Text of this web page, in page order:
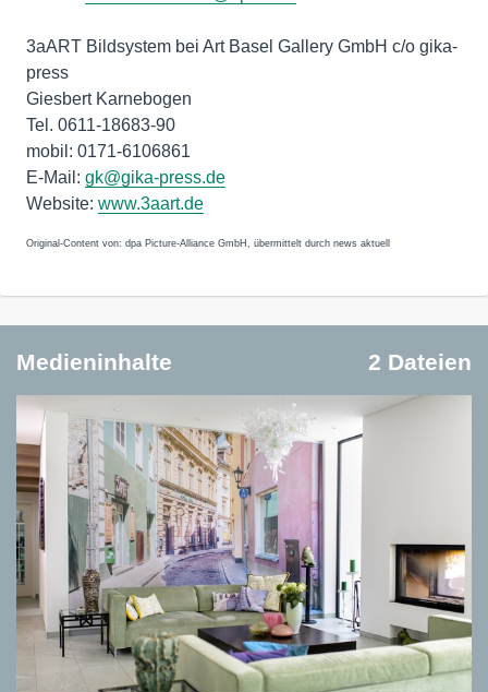
3aART Bildsystem bei Art Basel Gallery GmbH c/o gika-
press
Giesbert Karnebogen
Tel. 0611-18683-90
mobil: 0171-6106861
E-Mail: gk@gika-press.de
Website: www.3aart.de
Original-Content von: dpa Picture-Alliance GmbH, übermittelt durch news aktuell
Medieninhalte 2 Dateien